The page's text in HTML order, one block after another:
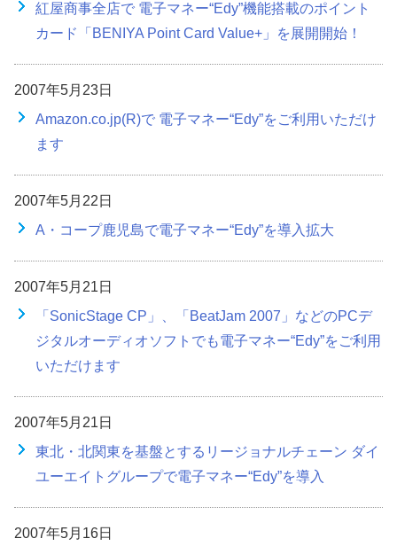
紅屋商事全店で 電子マネー“Edy”機能搭載のポイント
カード「BENIYA Point Card Value+」を展開開始！
2007年5月23日
Amazon.co.jp(R)で 電子マネー“Edy”をご利用いただけ
ます
2007年5月22日
A・コープ鹿児島で電子マネー“Edy”を導入拡大
2007年5月21日
「SonicStage CP」、「BeatJam 2007」などのPCデ
ジタルオーディオソフトでも電子マネー“Edy”をご利用
いただけます
2007年5月21日
東北・北関東を基盤とするリージョナルチェーン ダイ
ユーエイトグループで電子マネー“Edy”を導入
2007年5月16日